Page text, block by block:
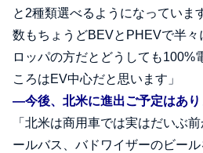
と2種類選べるようになっていま
数もちょうどBEVとPHEVで半
ロッパの方だとどうしても100%
ころはEV中心だと思います」
―今後、北米に進出ご予定はあり
「北米は商用車では実はだいぶ
ールバス、バドワイザーのビー